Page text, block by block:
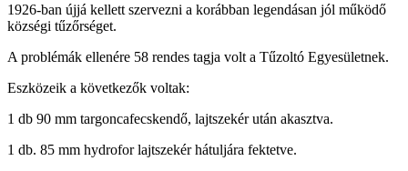
1926-ban újjá kellett szervezni a korábban legendásan jól működő
községi tűzőrséget.
A problémák ellenére 58 rendes tagja volt a Tűzoltó Egyesületnek.
Eszközeik a következők voltak:
1 db 90 mm targoncafecskendő, lajtszekér után akasztva.
1 db. 85 mm hydrofor lajtszekér hátuljára fektetve.